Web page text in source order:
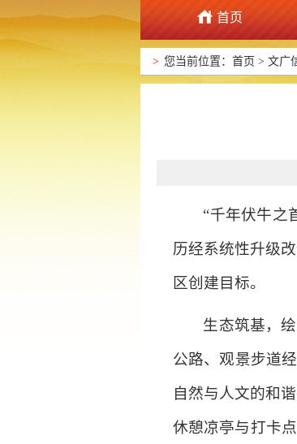
首页
> 您当前位置： 首页 > 文广
“千年伏牛之
历经系统性升级
区创建目标。
生态筑基，
公路、观景步道
自然与人文的和
休憩凉亭与打卡